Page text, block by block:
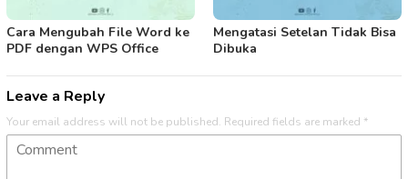
Cara Mengubah File Word ke
PDF dengan WPS Office
Mengatasi Setelan Tidak Bisa
Dibuka
Leave a Reply
Your email address will not be published. Required fields are marked *